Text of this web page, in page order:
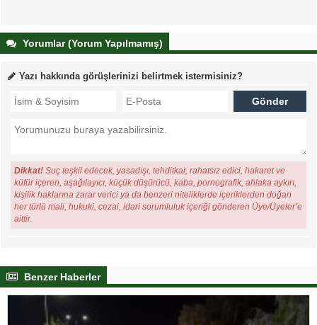
Yorumlar (Yorum Yapılmamış)
Yazı hakkında görüşlerinizi belirtmek istermisiniz?
Dikkat! Suç teşkil edecek, yasadışı, tehditkar, rahatsız edici, hakaret ve
küfür içeren, aşağılayıcı, küçük düşürücü, kaba, pornografik, ahlaka aykırı,
kişilik haklarına zarar verici ya da benzeri niteliklerde içeriklerden doğan
her türlü mali, hukuki, cezai, idari sorumluluk içeriği gönderen Üye/Üyeler’e
aittir.
Benzer Haberler